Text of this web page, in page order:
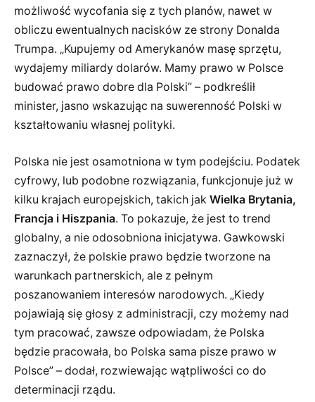
możliwość wycofania się z tych planów, nawet w
obliczu ewentualnych nacisków ze strony Donalda
Trumpa. „Kupujemy od Amerykanów masę sprzętu,
wydajemy miliardy dolarów. Mamy prawo w Polsce
budować prawo dobre dla Polski” – podkreślił
minister, jasno wskazując na suwerenność Polski w
kształtowaniu własnej polityki.
Polska nie jest osamotniona w tym podejściu. Podatek
cyfrowy, lub podobne rozwiązania, funkcjonuje już w
kilku krajach europejskich, takich jak Wielka Brytania,
Francja i Hiszpania. To pokazuje, że jest to trend
globalny, a nie odosobniona inicjatywa. Gawkowski
zaznaczył, że polskie prawo będzie tworzone na
warunkach partnerskich, ale z pełnym
poszanowaniem interesów narodowych. „Kiedy
pojawiają się głosy z administracji, czy możemy nad
tym pracować, zawsze odpowiadam, że Polska
będzie pracowała, bo Polska sama pisze prawo w
Polsce” – dodał, rozwiewając wątpliwości co do
determinacji rządu.